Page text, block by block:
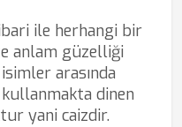
ile herhangi bir
anlam güzelliği
arasında
dinen
yani caizdir.